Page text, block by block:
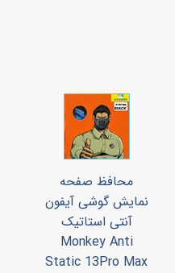
محافظ صفحه
نمایش گوشی آیفون
آنتی استاتیک
Monkey Anti
Static 13Pro Max